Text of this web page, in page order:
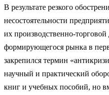
В результате резкого
несо­стоятельности
их производст­венно-торговой
формирующегося рынка в
закрепился термин
научный и практический
книг и учебных пособий, но